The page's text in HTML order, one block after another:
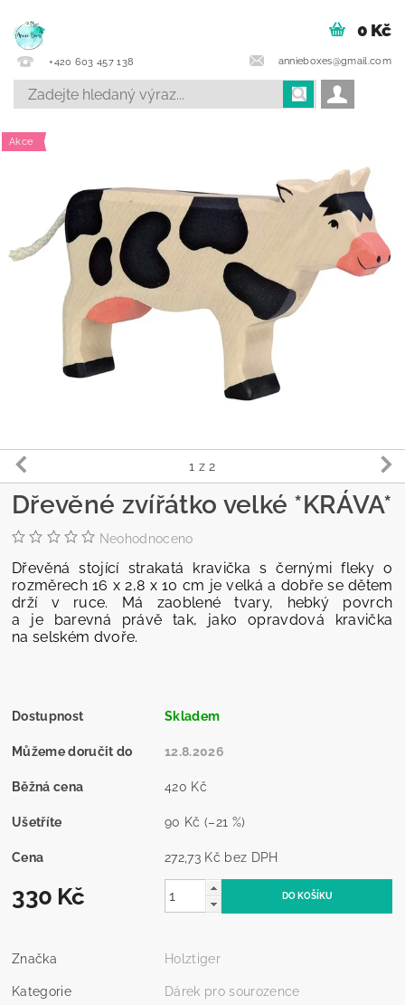
+420 603 457 138 annieboxes@gmail.com
0 Kč
Akce
1 z 2
Dřevěné zvířátko velké *KRÁVA*
Neohodnoceno
Dřevěná stojící strakatá kravička s černými fleky o
rozměrech 16 x 2,8 x 10 cm je velká a dobře se dětem
drží v ruce. Má zaoblené tvary, hebký povrch
a je barevná právě tak, jako opravdová kravička
na selském dvoře.
Dostupnost Skladem
Můžeme doručit do 12.8.2026
Běžná cena 420 Kč
Ušetříte 90 Kč(–21 %)
Cena 272,73 Kč bez DPH
330 Kč
Značka Holztiger
Kategorie Dárek pro sourozence